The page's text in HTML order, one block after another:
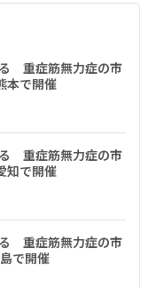
重症筋無力症の市
本で開催
重症筋無力症の市
知で開催
重症筋無力症の市
で開催